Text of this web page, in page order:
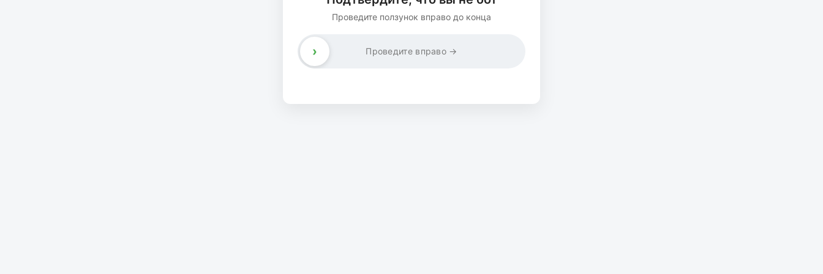
Проведите ползунок вправо до конца
Проведите вправо →
›